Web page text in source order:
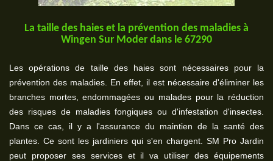
La taille des haies et la prévention des maladies à
Wingen Sur Moder dans le 67290
Les opérations de taille des haies sont nécessaires pour la
prévention des maladies. En effet, il est nécessaire d'éliminer les
branches mortes, endommagées ou malades pour la réduction
des risques de maladies fongiques ou d'infestation d'insectes.
Dans ce cas, il y a l'assurance du maintien de la santé des
plantes. Ce sont les jardiniers qui s'en chargent. SM Pro Jardin
peut proposer ses services et il va utiliser des équipements